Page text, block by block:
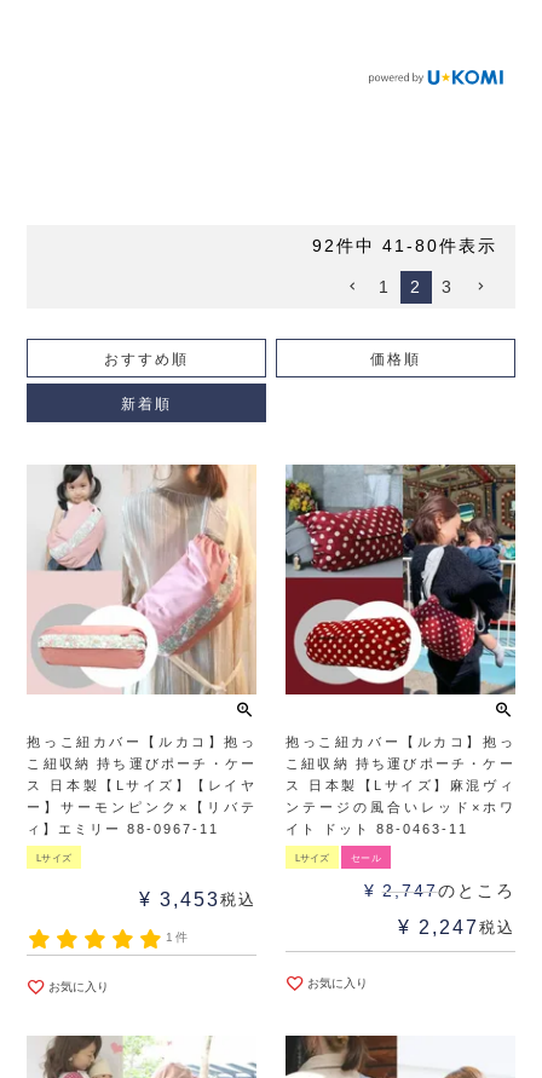
おすすめ順 価格順
新着順
92件中 41 -80件表示
1 2 3
抱っこ紐カバー【ルカコ】抱っ
こ紐収納 持ち運びポーチ・ケー
ス 日本製【Lサイズ】【レイヤ
ー】サーモンピンク×【リバテ
ィ】エミリー 88-0967-11
Lサイズ
¥ 3,453税込
1件
お気に入り
抱っこ紐カバー【ルカコ】抱っ
こ紐収納 持ち運びポーチ・ケー
ス 日本製【Lサイズ】麻混ヴィ
ンテージの風合いレッド×ホワ
イト ドット 88-0463-11
Lサイズ セール
¥ 2,747のところ
¥ 2,247 税込
お気に入り